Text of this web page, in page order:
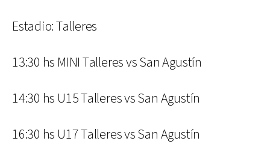
Estadio: Talleres
13:30 hs MINI Talleres vs San Agustín
14:30 hs U15 Talleres vs San Agustín
16:30 hs U17 Talleres vs San Agustín